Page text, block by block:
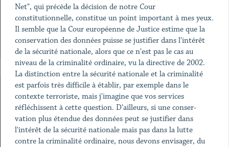
Net", qui précède la décision de notre Cour
constitutionnelle, constitue un point important à mes yeux.
Il semble que la Cour européenne de Justice estime que la
conservation des données puisse se justifier dans l'intérêt
de la sécurité nationale, alors que ce n'est pas le cas au
niveau de la criminalité ordinaire, vu la directive de 2002.
La distinction entre la sécurité nationale et la criminalité
est parfois très difficile à établir, par exemple dans le
contexte terroriste, mais j'imagine que vos services
réfléchissent à cette question. D'ailleurs, si une conser-
vation plus étendue des données peut se justifier dans
l'intérêt de la sécurité nationale mais pas dans la lutte
contre la criminalité ordinaire, nous devons envisager, du